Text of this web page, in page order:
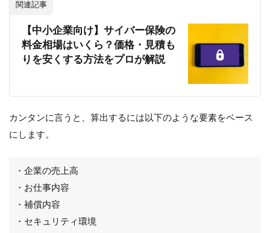
関連記事
【中小企業向け】サイバー保険の
料金相場はいくら？価格・見積も
りを安くする方法をプロが解説
カンタンに言うと、算出するには以下のような要素をベース
にします。
・企業の売上高
・お仕事内容
・補償内容
・セキュリティ環境